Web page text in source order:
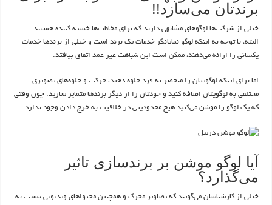
برندتان می‌سازد!!
خیلی از شرکت‌ها لوگوهای مشابهی دارند که برای مخاطب‌ها خسته کننده هستند.
البته، با توجه به اینکه لوگو نمایانگر خدمات یک برند است و خیلی از برندها خدمات
یکسانی را ارائه می‌دهند، ممکن است این شباهت غیر عمد اتفاق بیافتد.
اما برای اینکه لوگویتان را منحصر به فرد جلوه دهید، حرکت و جلوه‌های تصویری
مختلفی به لوگویتان اضافه کنید و خودتان را از دیگر برندها متمایز سازید. چون وقتی
که یک لوگو را موشن می‌کنید هیچ محدودیتی در خلاقیت به خرج دادن وجود ندارد.
آیا لوگو موشن بر برندسازی تاثیر
می‌گذارد؟
خیلی از کارشناسان می‌گویند که تصاویر محرک و همچنین محتواهای ویدیویی نسبت به